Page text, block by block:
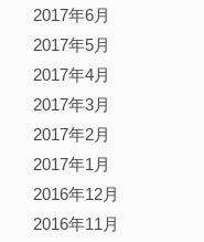
2017年6月
2017年5月
2017年4月
2017年3月
2017年2月
2017年1月
2016年12月
2016年11月